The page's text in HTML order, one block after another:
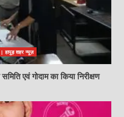
शहर न्यूज़
एवं गोदाम का किया निरीक्षण